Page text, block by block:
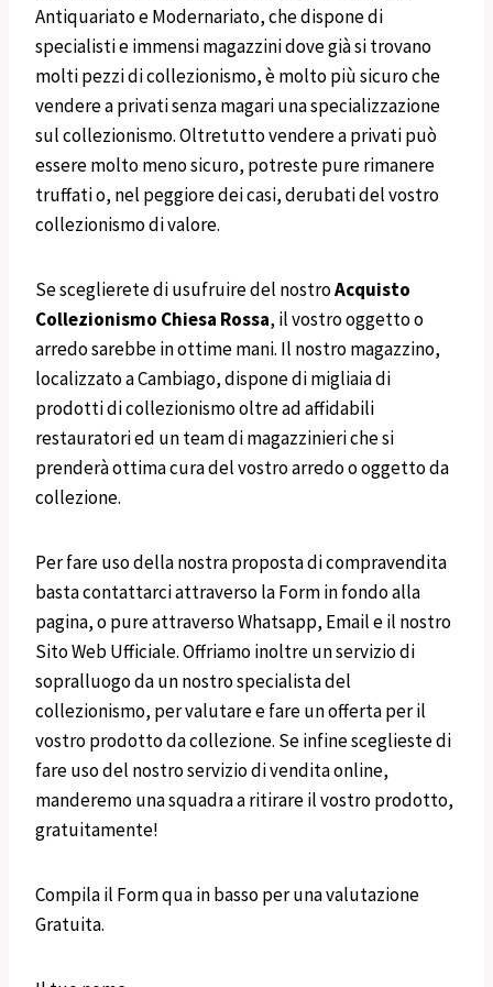
Antiquariato e Modernariato, che dispone di
specialisti e immensi magazzini dove già si trovano
molti pezzi di collezionismo, è molto più sicuro che
vendere a privati senza magari una specializzazione
sul collezionismo. Oltretutto vendere a privati può
essere molto meno sicuro, potreste pure rimanere
truffati o, nel peggiore dei casi, derubati del vostro
collezionismo di valore.
Se sceglierete di usufruire del nostroAcquisto
Collezionismo Chiesa Rossa, il vostro oggetto o
arredo sarebbe in ottime mani. Il nostro magazzino,
localizzato a Cambiago, dispone di migliaia di
prodotti di collezionismo oltre ad affidabili
restauratori ed un team di magazzinieri che si
prenderà ottima cura del vostro arredo o oggetto da
collezione.
Per fare uso della nostra proposta di compravendita
basta contattarci attraverso la Form in fondo alla
pagina, o pure attraverso Whatsapp, Email e il nostro
Sito Web Ufficiale. Offriamo inoltre un servizio di
sopralluogo da un nostro specialista del
collezionismo, per valutare e fare un offerta per il
vostro prodotto da collezione. Se infine sceglieste di
fare uso del nostro servizio di vendita online,
manderemo una squadra a ritirare il vostro prodotto,
gratuitamente!
Compila il Form qua in basso per una valutazione
Gratuita.